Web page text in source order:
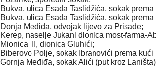
Bukva, ulica Esada Taslidžića, sokak
Bukva, ulica Esada Taslidžića, sokak prema
Donja Međiđa, odvojak lijevo za Prisade;
Kerep, naselje Jukani dionica most-farma-
Mionica III, dionica Gluhići;
Biberovo Polje, sokak Ibranovići prema kući
Gornja Međiđa, sokak Alići (put kroz